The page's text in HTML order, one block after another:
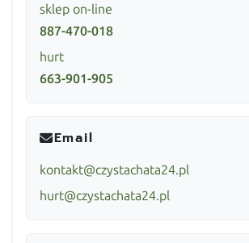
sklep on-line
887-470-018
hurt
663-901-905
Email
kontakt@czystachata24.pl
hurt@czystachata24.pl